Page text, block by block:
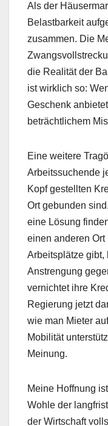
Als der
Belastbarkeit
zusammen. Die
die Realität der
ist wirklich so:
Geschenk
beträchtlichem
Eine weitere
Arbeitssuchende
Kopf gestellten
Ort gebunden
eine Lösung
einen anderen
Arbeitsplätze gibt,
Anstrengung
vernichtet ihre
Regierung jetzt
wie man Mieter
Mobilität
Meinung.
Meine Hoffnung
Wohle der
der Wirtschaft